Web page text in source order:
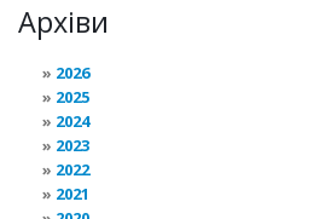
Архіви
2026
2025
2024
2023
2022
2021